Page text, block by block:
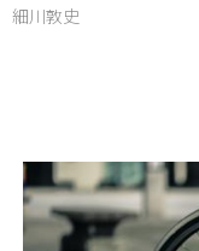
細川敦史